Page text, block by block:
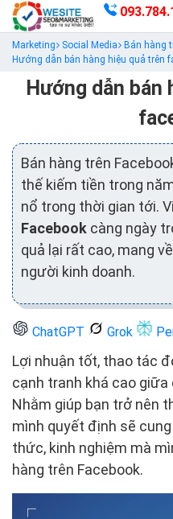
Marketing Social Media
Bán hàng
Hướng dẫn bán hàng hiệu quả trên
Hướng dẫn bán
Bán hàng trên
thế kiếm tiền trong
nổ trong thời gian tới.
Facebook càng ngày
quả lại rất cao, mang
người kinh doanh.
ChatGPT Grok
Lợi nhuận tốt, thao tác
cạnh tranh khá cao giữa
Nhằm giúp bạn trở nên
mình quyết định sẽ
thức, kinh nghiệm mà
hàng trên Facebook.